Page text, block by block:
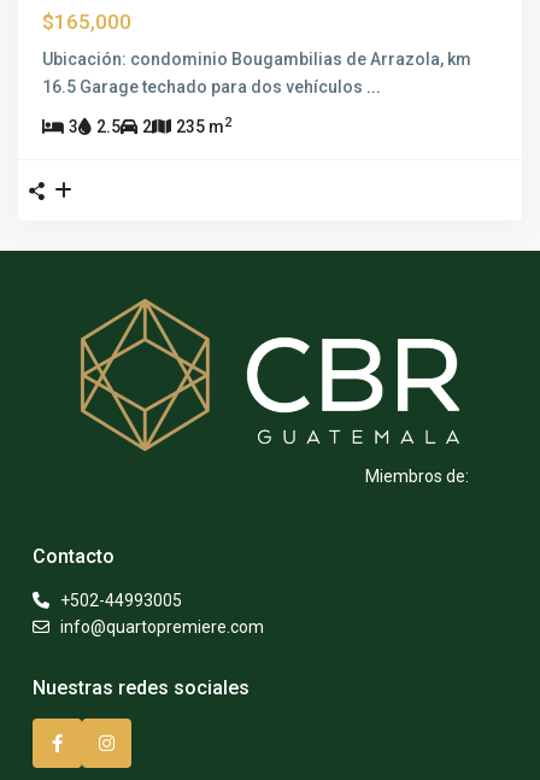
$165,000
Ubicación: condominio Bougambilias de Arrazola, km
16.5 Garage techado para dos vehículos ...
3 2.5 2 235 m2
Miembros de:
Contacto
+502-44993005
info@quartopremiere.com
Nuestras redes sociales